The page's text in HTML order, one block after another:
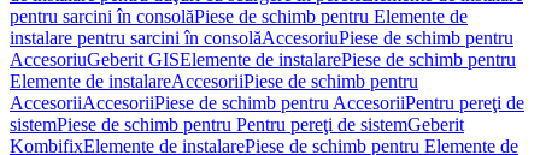
pentru sarcini în consolăPiese de schimb pentru Elemente de
instalare pentru sarcini în consolăAccesoriuPiese de schimb pentru
AccesoriuGeberit GISElemente de instalarePiese de schimb pentru
Elemente de instalareAccesoriiPiese de schimb pentru
AccesoriiAccesoriiPiese de schimb pentru AccesoriiPentru pereţi de
sistemPiese de schimb pentru Pentru pereţi de sistemGeberit
KombifixElemente de instalarePiese de schimb pentru Elemente de